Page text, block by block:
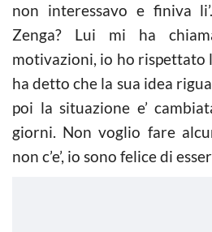
non interessavo e finiva
Zenga? Lui mi ha
motivazioni, io ho rispettato
ha detto che la sua idea
poi la situazione e’
giorni. Non voglio fare
non c’e’, io sono felice di